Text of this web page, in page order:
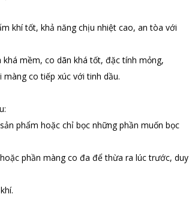
khí tốt, khả năng chịu nhiệt cao, an tòa với
mềm, co dãn khá tốt, đặc tính mỏng,
co tiếp xúc với tinh dầu.
phẩm hoặc chỉ bọc những phần muốn bọc
phần màng co đa để thừa ra lúc trước, duy